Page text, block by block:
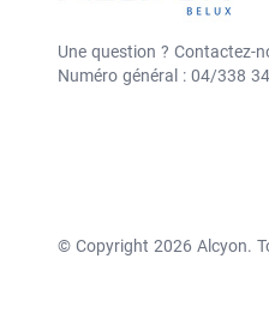
Une question ? Contactez-
Numéro général : 04/338
© Copyright 2026 Alcyon.